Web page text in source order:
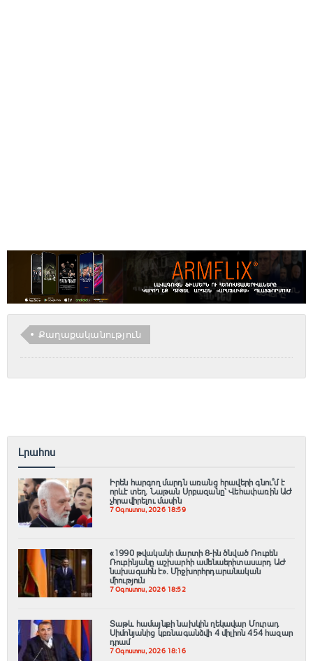
Քաղաքականություն
Լրահոս
Իրեն հարգող մարդն առանց հրավերի գնու՞մ է
որևէ տեղ. Նաթան Սրբազանը՝ Վեհափառին ԱԺ
չհրավիրելու մասին
7 Օգոստոս, 2026 18:59
«1990 թվականի մարտի 8-ին ծնված Ռուբեն
Ռուբինյանը աշխարհի ամենաերիտասարդ ԱԺ
նախագահն է»․ Միջխորհրդարանական
միություն
7 Օգոստոս, 2026 18:52
Տաթև համայնքի նախկին ղեկավար Մուրադ
Սիմոնյանից կբռնագանձվի 4 միլիոն 454 հազար
դրամ
7 Օգոստոս, 2026 18:16